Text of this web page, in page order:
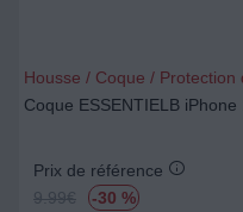
Housse / Coque / Protection
Coque ESSENTIELB
Prix de référence
9.99€ -30 %